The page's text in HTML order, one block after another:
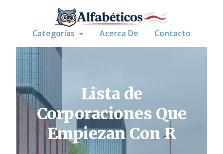
Categorías Acerca De Contacto
Lista de
Corporaciones Que
Empiezan Con R